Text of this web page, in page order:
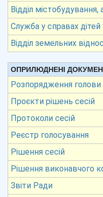
Відділ
Служба у справах дітей
Відділ земельних
ОПРИЛЮДНЕНІ
Розпорядження голови
Проєкти рішень сесій
Протоколи сесій
Реєстр голосування
Рішення сесій
Рішення виконавчого
Звіти Ради